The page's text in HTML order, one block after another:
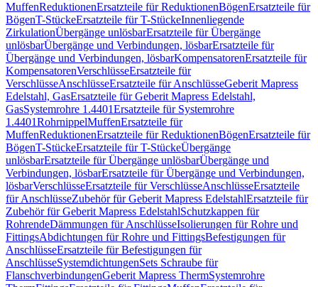
MuffenReduktionenErsatzteile für ReduktionenBögenErsatzteile für
BögenT-StückeErsatzteile für T-StückeInnenliegende
ZirkulationÜbergänge unlösbarErsatzteile für Übergänge
unlösbarÜbergänge und Verbindungen, lösbarErsatzteile für
Übergänge und Verbindungen, lösbarKompensatorenErsatzteile für
KompensatorenVerschlüsseErsatzteile für
VerschlüsseAnschlüsseErsatzteile für AnschlüsseGeberit Mapress
Edelstahl, GasErsatzteile für Geberit Mapress Edelstahl,
GasSystemrohre 1.4401Ersatzteile für Systemrohre
1.4401RohrnippelMuffenErsatzteile für
MuffenReduktionenErsatzteile für ReduktionenBögenErsatzteile für
BögenT-StückeErsatzteile für T-StückeÜbergänge
unlösbarErsatzteile für Übergänge unlösbarÜbergänge und
Verbindungen, lösbarErsatzteile für Übergänge und Verbindungen,
lösbarVerschlüsseErsatzteile für VerschlüsseAnschlüsseErsatzteile
für AnschlüsseZubehör für Geberit Mapress EdelstahlErsatzteile für
Zubehör für Geberit Mapress EdelstahlSchutzkappen für
RohrendeDämmungen für AnschlüsseIsolierungen für Rohre und
FittingsAbdichtungen für Rohre und FittingsBefestigungen für
AnschlüsseErsatzteile für Befestigungen für
AnschlüsseSystemdichtungenSets Schraube für
FlanschverbindungenGeberit Mapress ThermSystemrohre